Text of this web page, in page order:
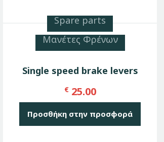
Spare parts
Μανέτες Φρένων
Single speed brake levers
€ 25.00
Προσθήκη στην προσφορά